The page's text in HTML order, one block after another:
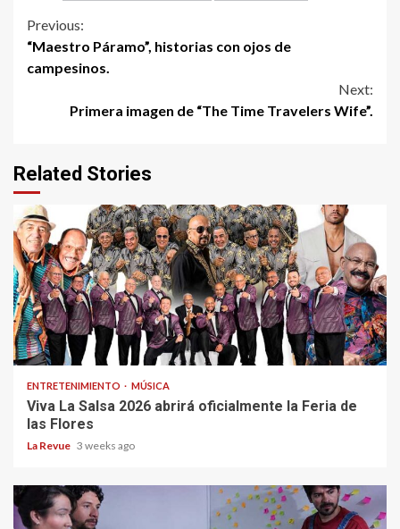
Continue
Reading
Previous:
“Maestro Páramo”, historias con ojos de
campesinos.
Next:
Primera imagen de “The Time Travelers Wife”.
Related Stories
ENTRETENIMIENTO MÚSICA
Viva La Salsa 2026 abrirá oficialmente la Feria de
las Flores
La Revue 3 weeks ago